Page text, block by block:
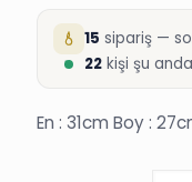
15 sipariş —
22 kişi şu
En : 31cm Boy :